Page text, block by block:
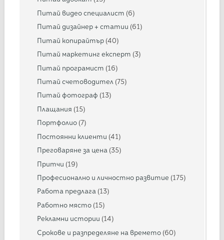
Питай видео специалист (6)
Питай дизайнер + статии (61)
Питай копирайтър (40)
Питай маркетинг експерт (3)
Питай програмист (16)
Питай счетоводител (75)
Питай фотограф (13)
Плащания (15)
Портфолио (7)
Постоянни клиенти (41)
Преговаряне за цена (35)
Притчи (19)
Професионално и личностно развитие (175)
Работа предлага (13)
Работно място (15)
Рекламни истории (14)
Срокове и разпределяне на времето (60)